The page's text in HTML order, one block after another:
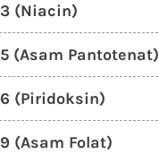
(Niacin)
(Asam Pantotenat)
(Piridoksin)
(Asam Folat)